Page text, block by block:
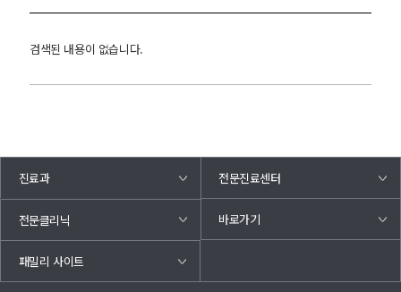
검색된 내용이 없습니다.
진료과 전문진료센터
전문클리닉 바로가기
패밀리 사이트